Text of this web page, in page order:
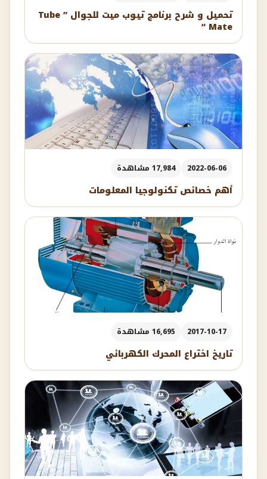
تحميل و شرح برنامج تيوب ميت للجوال ” Tube
Mate “
2022-06-06 17,984 مشاهدة
أهم خصائص تكنولوجيا المعلومات
2017-10-17 16,695 مشاهدة
تاريخ اختراع المحرك الكهربائي